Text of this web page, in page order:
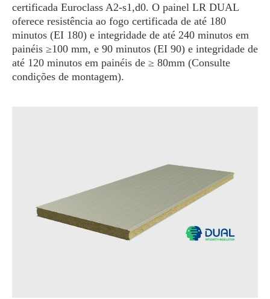
certificada Euroclass A2-s1,d0. O painel LR DUAL
oferece resistência ao fogo certificada de até 180
minutos (EI 180) e integridade de até 240 minutos em
painéis ≥100 mm, e 90 minutos (EI 90) e integridade de
até 120 minutos em painéis de ≥ 80mm (Consulte
condições de montagem).